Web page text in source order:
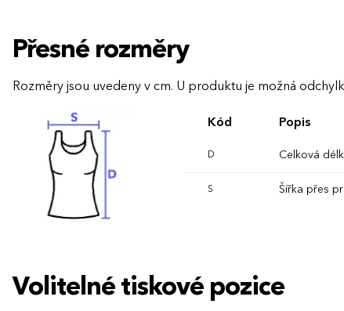
Přesné rozměry
Rozměry jsou uvedeny v cm. U produktu je možná
Kód Popis
D Celková
S Šířka přes
Volitelné tiskové pozice